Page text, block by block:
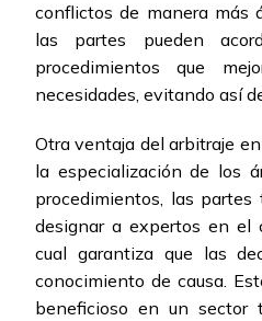
conflictos de manera más
las partes pueden
procedimientos que
necesidades, evitando así
Otra ventaja del arbitraje
la especialización de los
procedimientos, las
designar a expertos en el
cual garantiza que las
conocimiento de causa.
beneficioso en un sector